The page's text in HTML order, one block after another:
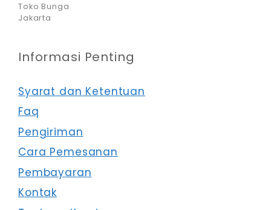
Toko Bunga
Jakarta
Informasi Penting
Syarat dan Ketentuan
Faq
Pengiriman
Cara Pemesanan
Pembayaran
Kontak